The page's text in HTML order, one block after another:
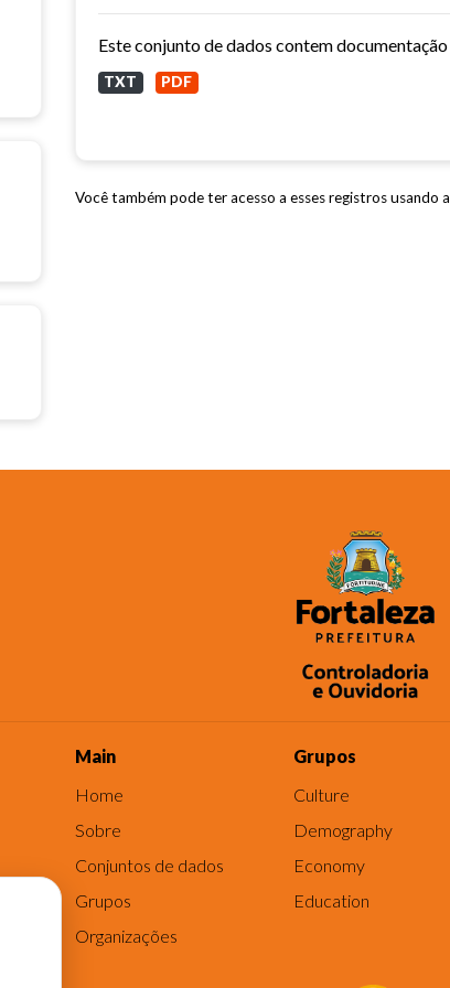
TXT PDF
Você também pode ter acesso a esses registros usando a
Main
Home
Sobre
Conjuntos de dados
Grupos
Organizações
Grupos
Culture
Demography
Economy
Education